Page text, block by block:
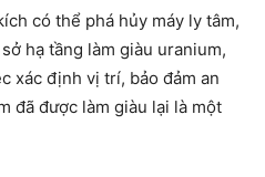
có thể phá hủy máy ly tâm,
hạ tầng làm giàu uranium,
xác định vị trí, bảo đảm an
đã được làm giàu lại là một